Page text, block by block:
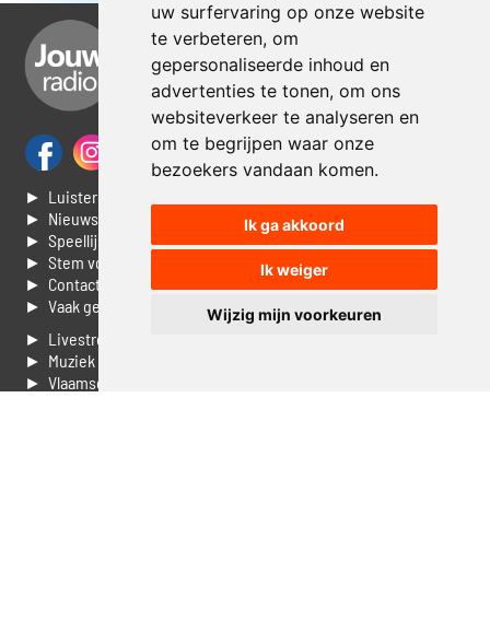
uw surfervaring op onze website
te verbeteren, om
gepersonaliseerde inhoud en
advertenties te tonen, om ons
websiteverkeer te analyseren en
om te begrijpen waar onze
bezoekers vandaan komen.
Ik ga akkoord
Ik weiger
Wijzig mijn voorkeuren
► Luisteren naar Jouwradio
► Nieuws
► Speellijst
► Stem voor de Dag top 3
► Contacteer ons
► Vaak gestelde vragen
► Livestream informatie
► Muziek opzoeken
► Vlaamse 100 Aller tijden